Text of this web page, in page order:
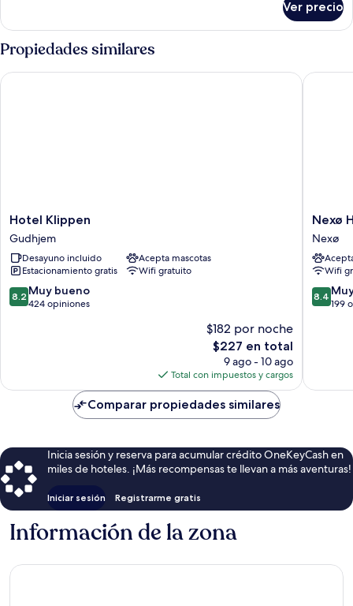
Ver precio
Propiedades similares
Hotel
Klippen
Gudhjem
Hotel Klippen
Gudhjem
Desayuno incluido
Acepta mascotas
Estacionamiento gratis
Wifi gratuito
8.2
de
8.2 Muy bueno
424 opiniones
$182 por noche
El
precio
actual
es
de
$227
$227 en total
9 ago - 10 ago
Total con impuestos y cargos
Hotel Klippen
Nexø
Hostel
Nexø
Nexø
Nexø
Wifi
8.4
de
8.4
199
Nexø
Comparar propiedades similares
Inicia sesión y reserva para acumular crédito OneKeyCash en
miles de hoteles. ¡Más recompensas te llevan a más aventuras!
Iniciar sesión Registrarme gratis
Información de la zona